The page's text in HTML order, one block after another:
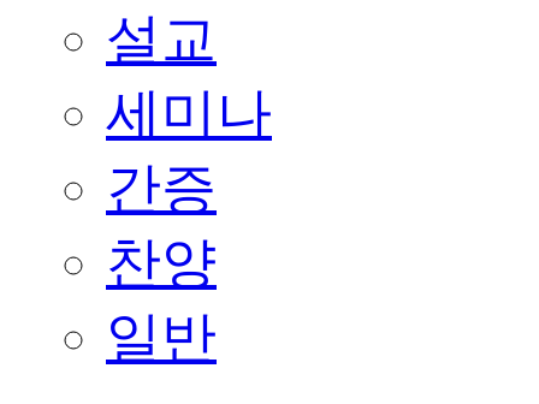
설교
세미나
간증
찬양
일반